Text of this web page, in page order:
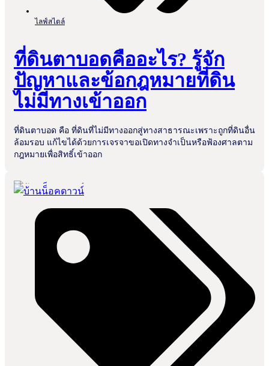
ไลฟ์สไตล์
ที่ดินตาบอดคืออะไร? รู้จัก
ปัญหาและข้อกฎหมายที่ดิน
ไม่มีทางเข้าออก
ที่ดินตาบอด คือ ที่ดินที่ไม่มีทางออกสู่ทางสาธารณะเพราะถูกที่ดินอื่น
ล้อมรอบ แก้ไขได้ด้วยการเจรจาขอเปิดทางจำเป็นหรือฟ้องศาลตาม
กฎหมายเพื่อสิทธิ์เข้าออก